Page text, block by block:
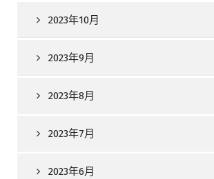
2023年10月
2023年9月
2023年8月
2023年7月
2023年6月